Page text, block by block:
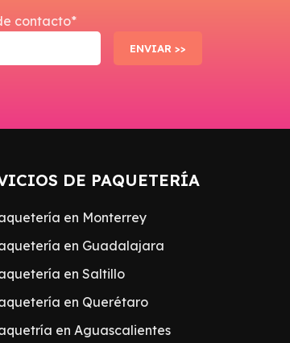
contacto*
DE PAQUETERÍA
en Monterrey
en Guadalajara
en Saltillo
en Querétaro
en Aguascalientes